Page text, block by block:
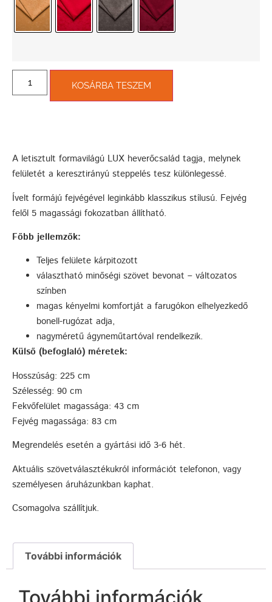
KOSÁRBA TESZEM
A letisztult formavilágú LUX heverőcsalád tagja, melynek
felületét a keresztirányú steppelés tesz különlegessé.
Ívelt formájú fejvégével leginkább klasszikus stílusú. Fejvég
felől 5 magassági fokozatban állítható.
Főbb jellemzők:
Teljes felülete kárpitozott
választható minőségi szövet bevonat – változatos
színben
magas kényelmi komfortját a farugókon elhelyezkedő
bonell-rugózat adja,
nagyméretű ágyneműtartóval rendelkezik.
Külső (befoglaló) méretek:
Hosszúság: 225 cm
Szélesség: 90 cm
Fekvőfelület magassága: 43 cm
Fejvég magassága: 83 cm
Megrendelés esetén a gyártási idő 3-6 hét.
Aktuális szövetválasztékukról információt telefonon, vagy
személyesen áruházunkban kaphat.
Csomagolva szállítjuk.
További információk